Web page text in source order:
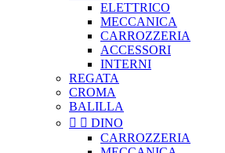
ELETTRICO
MECCANICA
CARROZZERIA
ACCESSORI
INTERNI
REGATA
CROMA
BALILLA
  DINO
CARROZZERIA